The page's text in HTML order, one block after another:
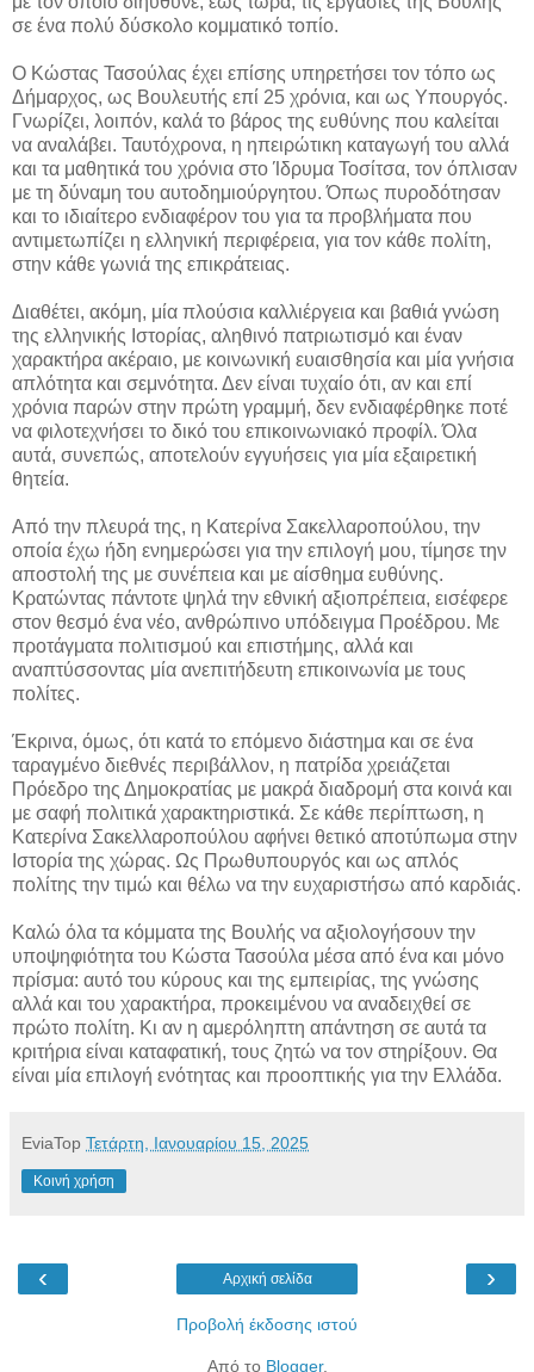
σε ένα πολύ δύσκολο κομματικό τοπίο.
Ο Κώστας Τασούλας έχει επίσης υπηρετήσει τον τόπο ως
Δήμαρχος, ως Βουλευτής επί 25 χρόνια, και ως Υπουργός.
Γνωρίζει, λοιπόν, καλά το βάρος της ευθύνης που καλείται
να αναλάβει. Ταυτόχρονα, η ηπειρώτικη καταγωγή του αλλά
και τα μαθητικά του χρόνια στο Ίδρυμα Τοσίτσα, τον όπλισαν
με τη δύναμη του αυτοδημιούργητου. Όπως πυροδότησαν
και το ιδιαίτερο ενδιαφέρον του για τα προβλήματα που
αντιμετωπίζει η ελληνική περιφέρεια, για τον κάθε πολίτη,
στην κάθε γωνιά της επικράτειας.
Διαθέτει, ακόμη, μία πλούσια καλλιέργεια και βαθιά γνώση
της ελληνικής Ιστορίας, αληθινό πατριωτισμό και έναν
χαρακτήρα ακέραιο, με κοινωνική ευαισθησία και μία γνήσια
απλότητα και σεμνότητα. Δεν είναι τυχαίο ότι, αν και επί
χρόνια παρών στην πρώτη γραμμή, δεν ενδιαφέρθηκε ποτέ
να φιλοτεχνήσει το δικό του επικοινωνιακό προφίλ. Όλα
αυτά, συνεπώς, αποτελούν εγγυήσεις για μία εξαιρετική
θητεία.
Από την πλευρά της, η Κατερίνα Σακελλαροπούλου, την
οποία έχω ήδη ενημερώσει για την επιλογή μου, τίμησε την
αποστολή της με συνέπεια και με αίσθημα ευθύνης.
Κρατώντας πάντοτε ψηλά την εθνική αξιοπρέπεια, εισέφερε
στον θεσμό ένα νέο, ανθρώπινο υπόδειγμα Προέδρου. Με
προτάγματα πολιτισμού και επιστήμης, αλλά και
αναπτύσσοντας μία ανεπιτήδευτη επικοινωνία με τους
πολίτες.
Έκρινα, όμως, ότι κατά το επόμενο διάστημα και σε ένα
ταραγμένο διεθνές περιβάλλον, η πατρίδα χρειάζεται
Πρόεδρο της Δημοκρατίας με μακρά διαδρομή στα κοινά και
με σαφή πολιτικά χαρακτηριστικά. Σε κάθε περίπτωση, η
Κατερίνα Σακελλαροπούλου αφήνει θετικό αποτύπωμα στην
Ιστορία της χώρας. Ως Πρωθυπουργός και ως απλός
πολίτης την τιμώ και θέλω να την ευχαριστήσω από καρδιάς.
Καλώ όλα τα κόμματα της Βουλής να αξιολογήσουν την
υποψηφιότητα του Κώστα Τασούλα μέσα από ένα και μόνο
πρίσμα: αυτό του κύρους και της εμπειρίας, της γνώσης
αλλά και του χαρακτήρα, προκειμένου να αναδειχθεί σε
πρώτο πολίτη. Κι αν η αμερόληπτη απάντηση σε αυτά τα
κριτήρια είναι καταφατική, τους ζητώ να τον στηρίξουν. Θα
είναι μία επιλογή ενότητας και προοπτικής για την Ελλάδα.
EviaTop Τετάρτη, Ιανουαρίου 15, 2025
Κοινή χρήση
‹ ›
Αρχική σελίδα
Προβολή έκδοσης ιστού
Από το Blogger.